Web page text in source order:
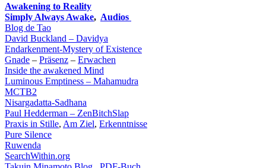
Awakening to Reality
Simply Always Awake, Audios
Blog de Tao
David Buckland – Davidya
Endarkenment-Mystery of Existence
Gnade – Präsenz – Erwachen
Inside the awakened Mind
Luminous Emptiness – Mahamudra
MCTB2
Nisargadatta-Sadhana
Paul Hedderman – ZenBitchSlap
Praxis in Stille, Am Ziel, Erkenntnisse
Pure Silence
Ruwenda
SearchWithin.org